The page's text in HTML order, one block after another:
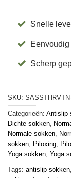
Snelle
Scherp
SKU:
Categorieën: Antislip
Dichte sokken
Normale sokken
sokken
Piloxing
Yoga sokken Yoga
Tags: antislip sokken